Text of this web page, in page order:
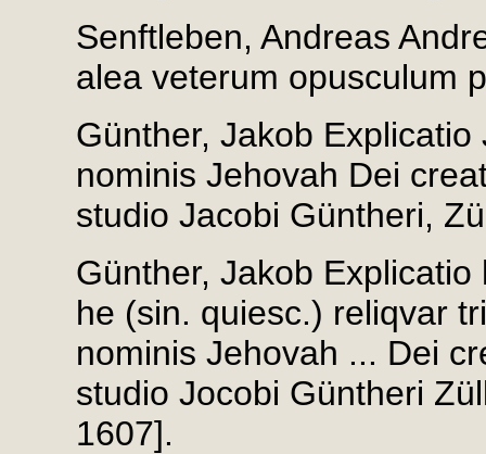
Senftleben, Andreas
alea veterum opusculum
Günther, Jakob
nominis Jehovah Dei
studio Jacobi Güntheri,
Günther, Jakob
he (sin. quiesc.) reliqvar
nominis Jehovah ... Dei
studio Jocobi Güntheri
1607].